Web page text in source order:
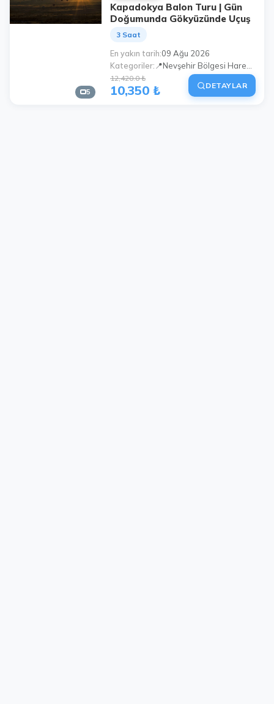
5
Kapadokya Balon Turu | Gün
Doğumunda Gökyüzünde Uçuş
3 Saat
En yakın tarih 09 Ağu 2026
Kategoriler
12,420.0 ₺
10,350 ₺ DETAYLAR